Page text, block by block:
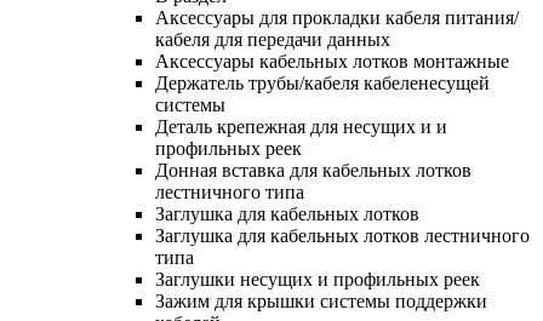
Аксессуары для прокладки кабеля питания/
кабеля для передачи данных
Аксессуары кабельных лотков монтажные
Держатель трубы/кабеля кабеленесущей
системы
Деталь крепежная для несущих и и
профильных реек
Донная вставка для кабельных лотков
лестничного типа
Заглушка для кабельных лотков
Заглушка для кабельных лотков лестничного
типа
Заглушки несущих и профильных реек
Зажим для крышки системы поддержки